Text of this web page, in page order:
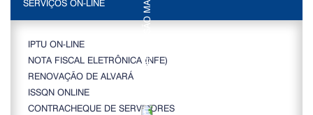
SERVIÇOS ON-LINE
IPTU ON-LINE
NOTA FISCAL ELETRÔNICA (NFE)
RENOVAÇÃO DE ALVARÁ
ISSQN ONLINE
CONTRACHEQUE DE SERVIDORES